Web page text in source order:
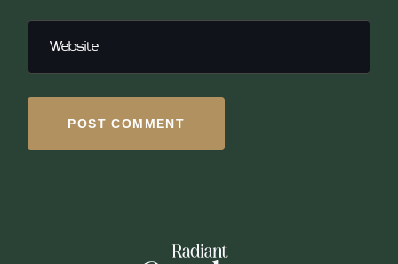
POST COMMENT